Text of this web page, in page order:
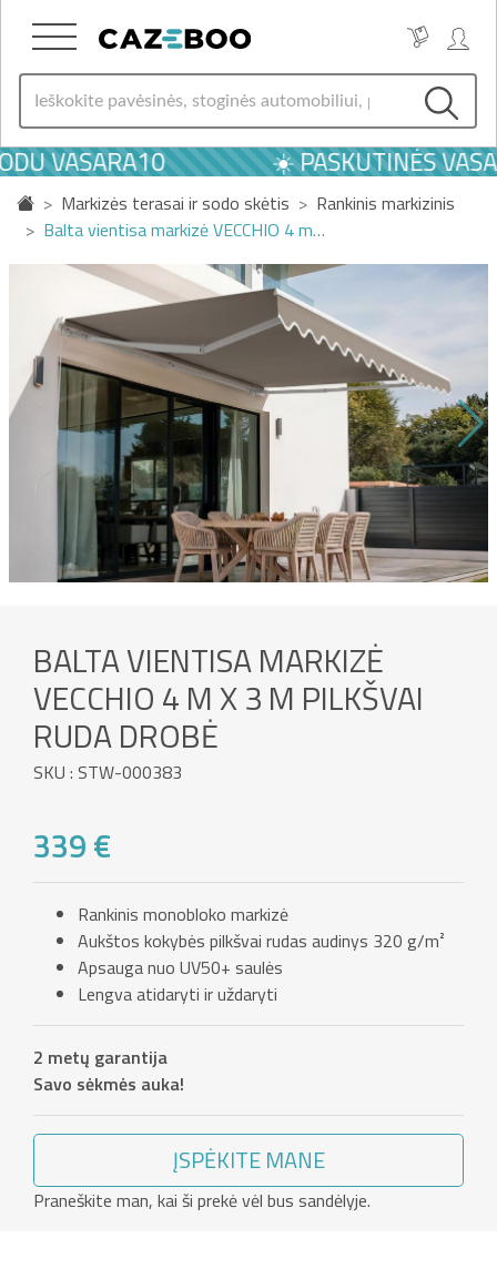
VASARA10 ☀️ PASKUTINĖS
Markizės terasai ir sodo skėtis
Rankinis markizinis
Balta vientisa markizė VECCHIO 4 m…
BALTA VIENTISA MARKIZĖ
VECCHIO 4 M X 3 M PILKŠVAI
RUDA DROBĖ
SKU : STW-000383
339 €
Rankinis monobloko markizė
Aukštos kokybės pilkšvai rudas audinys 320 g/m²
Apsauga nuo UV50+ saulės
Lengva atidaryti ir uždaryti
2 metų garantija
Savo sėkmės auka!
ĮSPĖKITE MANE
Praneškite man, kai ši prekė vėl bus sandėlyje.